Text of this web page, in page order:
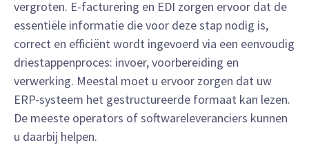
vergroten. E-facturering en EDI zorgen ervoor dat de
essentiële informatie die voor deze stap nodig is,
correct en efficiënt wordt ingevoerd via een eenvoudig
driestappenproces: invoer, voorbereiding en
verwerking. Meestal moet u ervoor zorgen dat uw
ERP-systeem het gestructureerde formaat kan lezen.
De meeste operators of softwareleveranciers kunnen
u daarbij helpen.